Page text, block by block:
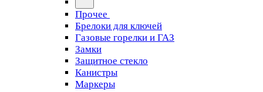
Прочее
Брелоки для ключей
Газовые горелки и ГАЗ
Замки
Защитное стекло
Канистры
Маркеры